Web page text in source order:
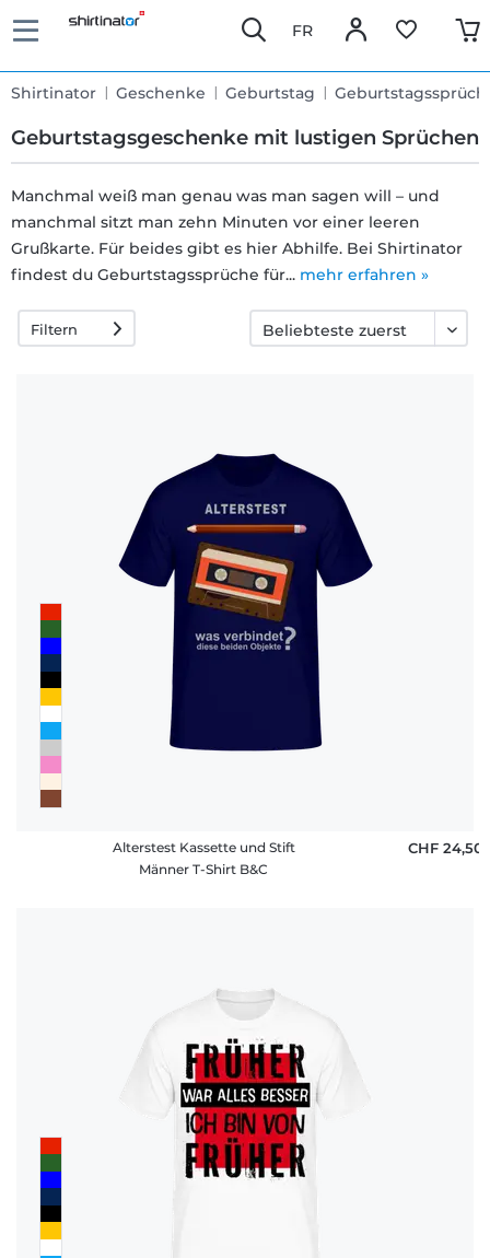
FR
Shirtinator Geschenke Geburtstag
Geburtstagsgeschenke mit lustigen Sprüchen
Schnelle
Lieferung
30 Tage
Manchmal weiß man genau was man sagen will – und
manchmal sitzt man zehn Minuten vor einer leeren
Grußkarte. Für beides gibt es hier Abhilfe. Bei Shirtinator
findest du Geburtstagssprüche für... mehr erfahren »
Filtern
Alterstest Kassette und Stift
Männer T-Shirt B&C
CHF 24,50